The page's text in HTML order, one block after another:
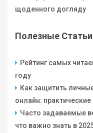
щоденного догляду
Полезные Статьи
Рейтинг самых
году
Как защитить
онлайн:
Часто задаваемые
что важно знать в